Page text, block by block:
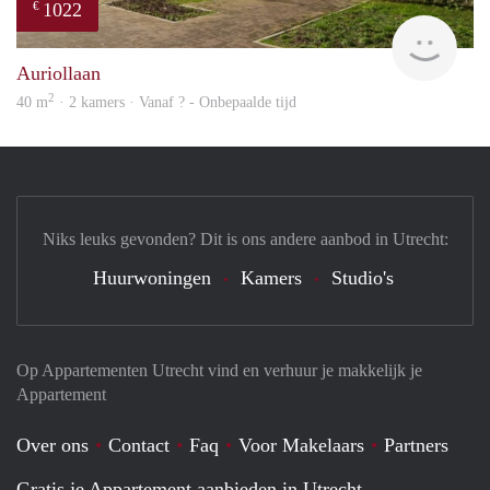
€ 1022
Auriollaan
40 m2 · 2 kamers · Vanaf ? - Onbepaalde tijd
Op Appartementen Utrecht vind en verhuur je makkelijk je
Appartement
Over ons Contact Faq Voor Makelaars
Partners
Niks leuks gevonden? Dit is ons andere aanbod in Utrecht:
Huurwoningen Kamers Studio's